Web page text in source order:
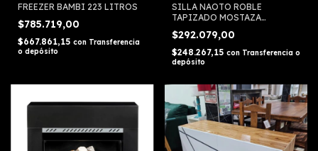
FREEZER BAMBI 223 LITROS
$785.719,00
$667.861,15 con Transferencia
o depósito
SILLA NAOTO ROBLE
TAPIZADO MOSTAZA
$292.079,00
$248.267,15 con Transferencia o
depósito